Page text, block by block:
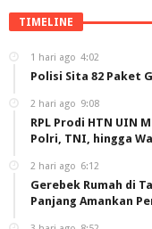
TIMELINE
1 hari ago 4:02
Polisi Sita 82 Paket
2 hari ago 9:08
RPL Prodi HTN UIN
Polri, TNI, hingga
2 hari ago 6:12
Gerebek Rumah di
Panjang Amankan